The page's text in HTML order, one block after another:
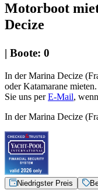
Motorboot
Decize
| Boote: 0
In der Marina Decize
oder Katamarane
Sie uns perE-Mail,
In der Marina Decize
Niedrigster Preis